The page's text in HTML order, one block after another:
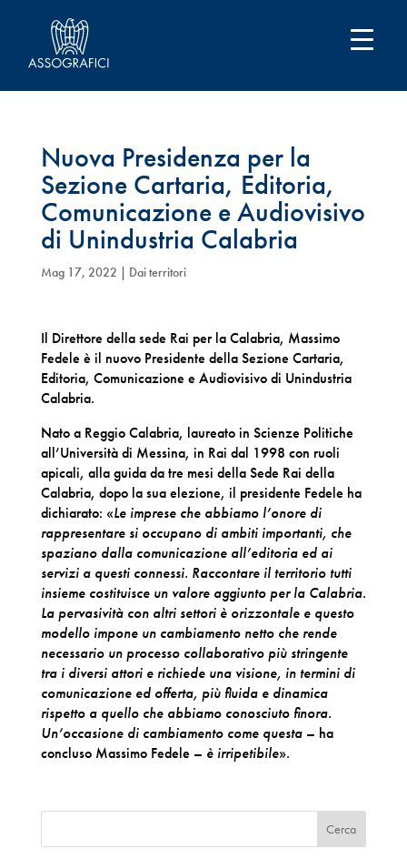
Nuova Presidenza per la
Sezione Cartaria, Editoria,
Comunicazione e Audiovisivo
di Unindustria Calabria
Mag 17, 2022 | Dai territori
Il Direttore della sede Rai per la Calabria, Massimo
Fedele è il nuovo Presidente della Sezione Cartaria,
Editoria, Comunicazione e Audiovisivo di Unindustria
Calabria.
Nato a Reggio Calabria, laureato in Scienze Politiche
all’Università di Messina, in Rai dal 1998 con ruoli
apicali, alla guida da tre mesi della Sede Rai della
Calabria, dopo la sua elezione, il presidente Fedele ha
dichiarato: «Le imprese che abbiamo l’onore di
rappresentare si occupano di ambiti importanti, che
spaziano dalla comunicazione all’editoria ed ai
servizi a questi connessi. Raccontare il territorio tutti
insieme costituisce un valore aggiunto per la Calabria.
La pervasività con altri settori è orizzontale e questo
modello impone un cambiamento netto che rende
necessario un processo collaborativo più stringente
tra i diversi attori e richiede una visione, in termini di
comunicazione ed offerta, più fluida e dinamica
rispetto a quello che abbiamo conosciuto finora.
Un’occasione di cambiamento come questa– ha
concluso Massimo Fedele – è irripetibile».